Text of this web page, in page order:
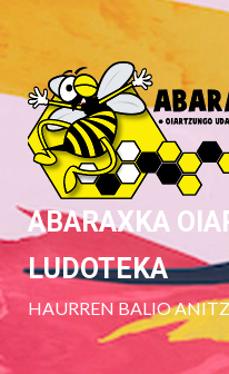
to
content
ABARAXKA
LUDOTEKA
HAURREN BALIO